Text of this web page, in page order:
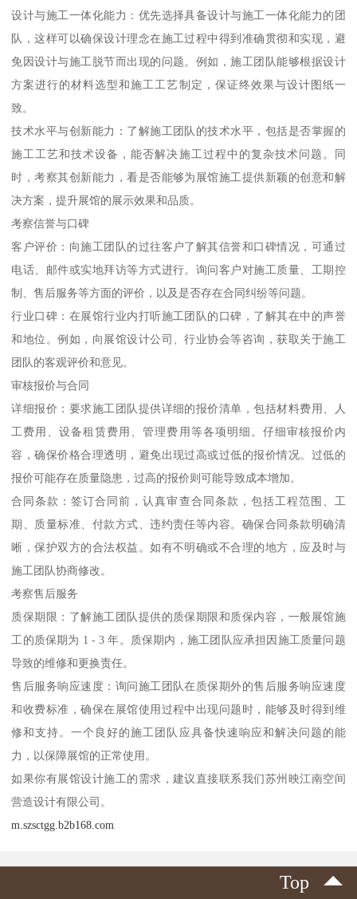
设计与施工一体化能力：优先选择具备设计与施工一体化能力的团
队，这样可以确保设计理念在施工过程中得到准确贯彻和实现，避
免因设计与施工脱节而出现的问题。例如，施工团队能够根据设计
方案进行的材料选型和施工工艺制定，保证终效果与设计图纸一
致。
技术水平与创新能力：了解施工团队的技术水平，包括是否掌握的
施工工艺和技术设备，能否解决施工过程中的复杂技术问题。同
时，考察其创新能力，看是否能够为展馆施工提供新颖的创意和解
决方案，提升展馆的展示效果和品质。
考察信誉与口碑
客户评价：向施工团队的过往客户了解其信誉和口碑情况，可通过
电话、邮件或实地拜访等方式进行。询问客户对施工质量、工期控
制、售后服务等方面的评价，以及是否存在合同纠纷等问题。
行业口碑：在展馆行业内打听施工团队的口碑，了解其在中的声誉
和地位。例如，向展馆设计公司、行业协会等咨询，获取关于施工
团队的客观评价和意见。
审核报价与合同
详细报价：要求施工团队提供详细的报价清单，包括材料费用、人
工费用、设备租赁费用、管理费用等各项明细。仔细审核报价内
容，确保价格合理透明，避免出现过高或过低的报价情况。过低的
报价可能存在质量隐患，过高的报价则可能导致成本增加。
合同条款：签订合同前，认真审查合同条款，包括工程范围、工
期、质量标准、付款方式、违约责任等内容。确保合同条款明确清
晰，保护双方的合法权益。如有不明确或不合理的地方，应及时与
施工团队协商修改。
考察售后服务
质保期限：了解施工团队提供的质保期限和质保内容，一般展馆施
工的质保期为 1 - 3 年。质保期内，施工团队应承担因施工质量问题
导致的维修和更换责任。
售后服务响应速度：询问施工团队在质保期外的售后服务响应速度
和收费标准，确保在展馆使用过程中出现问题时，能够及时得到维
修和支持。一个良好的施工团队应具备快速响应和解决问题的能
力，以保障展馆的正常使用。
如果你有展馆设计施工的需求，建议直接联系我们苏州映江南空间
营造设计有限公司。
m.szsctgg.b2b168.com
Top